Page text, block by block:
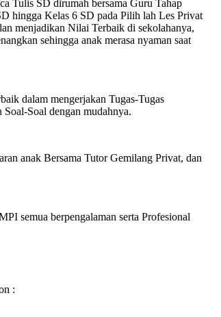
Tulis SD dirumah bersama Guru Tahap
hingga Kelas 6 SD pada Pilih lah Les Privat
menjadikan Nilai Terbaik di sekolahanya,
sehingga anak merasa nyaman saat
dalam mengerjakan Tugas-Tugas
Soal dengan mudahnya.
anak Bersama Tutor Gemilang Privat, dan
semua berpengalaman serta Profesional
: